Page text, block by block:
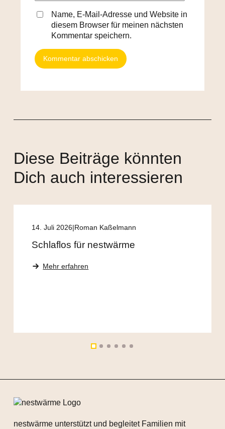
Name, E-Mail-Adresse und Website in
diesem Browser für meinen nächsten
Kommentar speichern.
Diese Beiträge könnten
Dich auch interessieren
14. Juli 2026 Roman Kaßelmann
Schlaflos für nestwärme
Mehr erfahren
nestwärme unterstützt und begleitet Familien mit